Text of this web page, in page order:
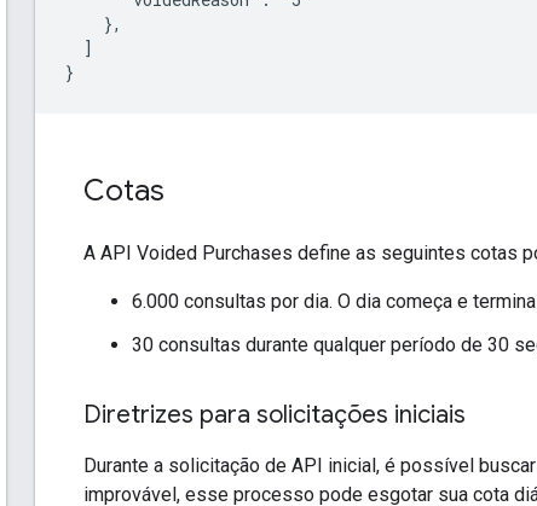
    },
  ]
Cotas
A API Voided Purchases define as seguintes cotas
6.000 consultas por dia. O dia começa e
30 consultas durante qualquer período de 30
Diretrizes para solicitações iniciais
Durante a solicitação de API inicial, é possível
improvável, esse processo pode esgotar sua cota